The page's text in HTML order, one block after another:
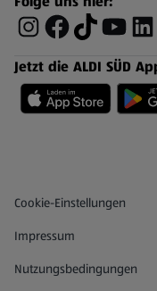
Jetzt die ALDI SÜD
Datenschutz- und
Cookie-Einstellungen
Impressum
Nutzungsbedingungen